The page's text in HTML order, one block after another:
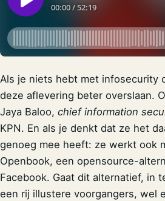
Als je niets hebt met infosecurity
deze aflevering beter overslaan.
Jaya Baloo, chief information
KPN. En als je denkt dat ze het
genoeg mee heeft: ze werkt ook
Openbook, een opensource-
Facebook. Gaat dit alternatief, in
een rij illustere voorgangers, wel